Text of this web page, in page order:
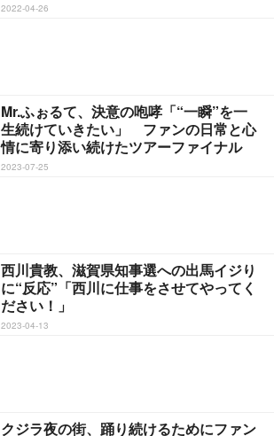
2022-04-26
Mr.ふぉるて、決意の咆哮「“一瞬”を一
生続けていきたい」 ファンの日常と心
情に寄り添い続けたツアーファイナル
2023-07-25
西川貴教、滋賀県知事選への出馬イジり
に“反応”「西川に仕事をさせてやってく
ださい！」
2023-04-13
クジラ夜の街、踊り続けるためにファン